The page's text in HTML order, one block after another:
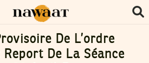
De L’ordre
De La Séance